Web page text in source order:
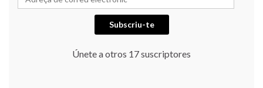
Subscriu-te
Únete a otros 17 suscriptores